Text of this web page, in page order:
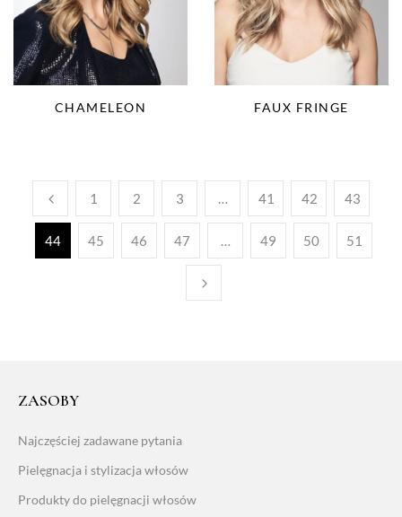
CHAMELEON FAUX FRINGE
1 2 3 … 41 42 43
44 45 46 47 … 49 50 51
ZASOBY
Najczęściej zadawane pytania
Pielęgnacja i stylizacja włosów
Produkty do pielęgnacji włosów